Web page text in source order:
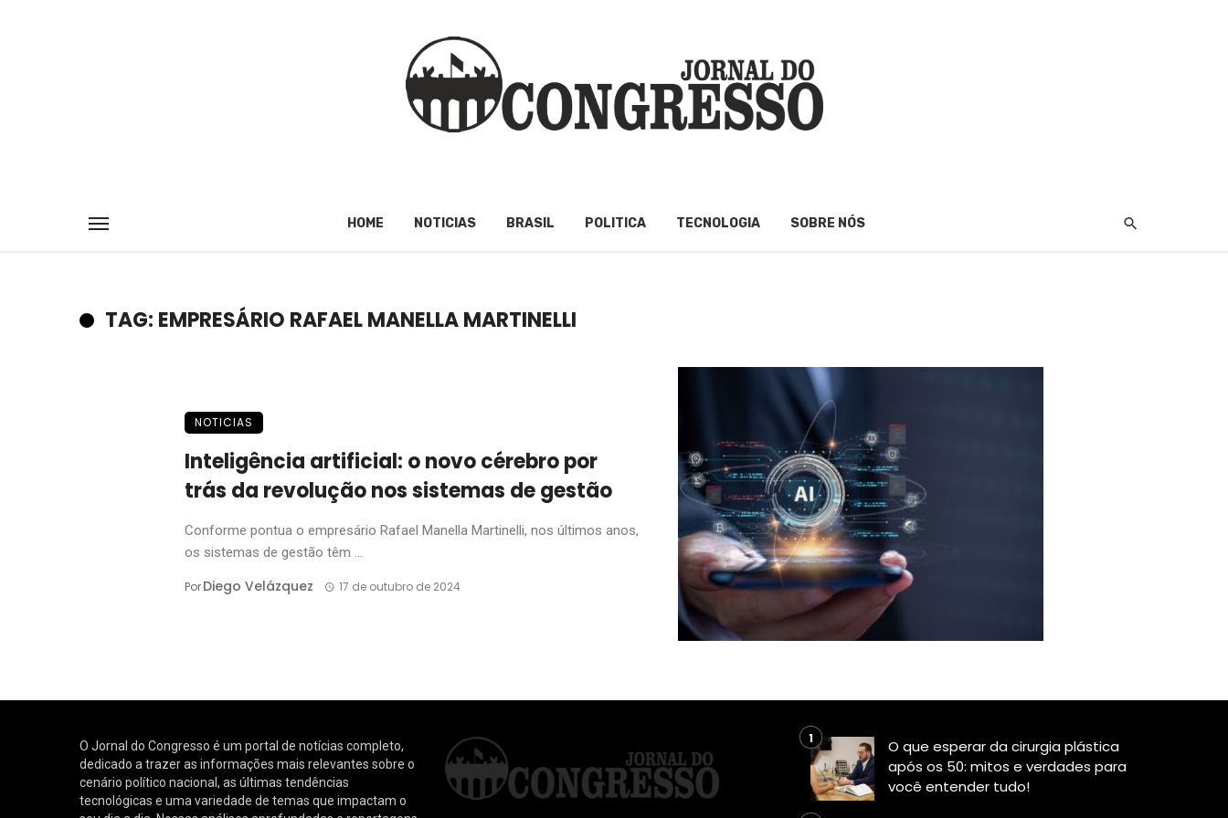
HOME NOTICIAS BRASIL POLITICA TECNOLOGIA SOBRE NÓS
TAG: EMPRESÁRIO RAFAEL MANELLA MARTINELLI
NOTICIAS
Inteligência artificial: o novo cérebro por
trás da revolução nos sistemas de gestão
Conforme pontua o empresário Rafael Manella Martinelli, nos últimos anos,
os sistemas de gestão têm ...
PorDiego Velázquez 17 de outubro de 2024
O Jornal do Congresso é um portal de notícias completo,
dedicado a trazer as informações mais relevantes sobre o
cenário político nacional, as últimas tendências
tecnológicas e uma variedade de temas que impactam o
O que esperar da cirurgia plástica
após os 50: mitos e verdades para
você entender tudo!